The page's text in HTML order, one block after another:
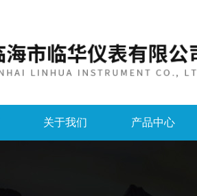
关于我们 产品中心